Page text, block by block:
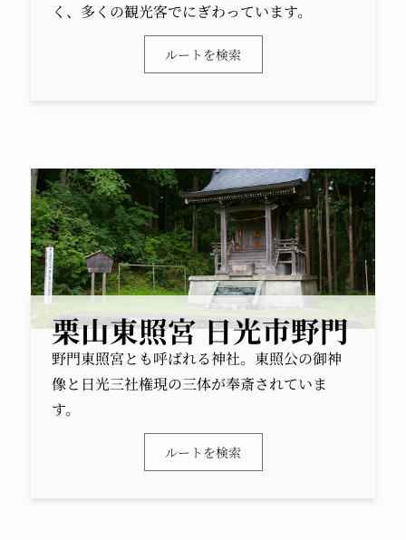
く、多くの観光客でにぎわっています。
ルートを検索
栗山東照宮 日光市野門
野門東照宮とも呼ばれる神社。東照公の御神
像と日光三社権現の三体が奉斎されていま
す。
ルートを検索